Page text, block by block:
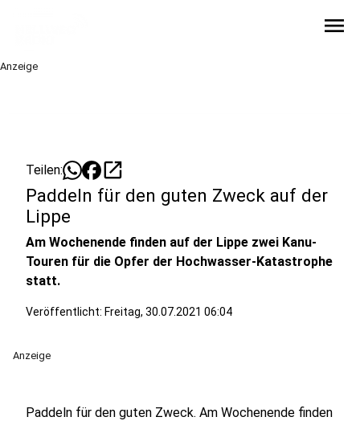
menu
Anzeige
Teilen: open_in_new
Paddeln für den guten Zweck auf der
Lippe
Am Wochenende finden auf der Lippe zwei Kanu-
Touren für die Opfer der Hochwasser-Katastrophe
statt.
Veröffentlicht: Freitag, 30.07.2021 06:04
Anzeige
Paddeln für den guten Zweck. Am Wochenende finden